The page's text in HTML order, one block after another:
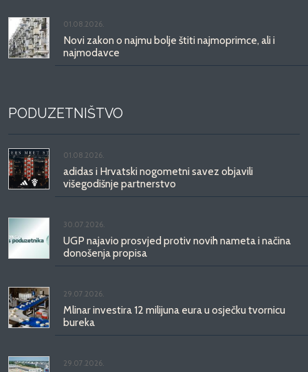
01.08.2026.
Novi zakon o najmu bolje štiti najmoprimce, ali i
najmodavce
PODUZETNIŠTVO
01.08.2026.
adidas i Hrvatski nogometni savez objavili
višegodišnje partnerstvo
30.07.2026.
UGP najavio prosvjed protiv novih nameta i načina
donošenja propisa
29.07.2026.
Mlinar investira 12 milijuna eura u osječku tvornicu
bureka
29.07.2026.